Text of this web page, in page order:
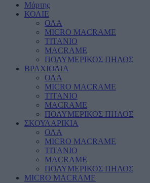
Μάρτης
ΚΟΛΙΕ
ΟΛΑ
MICRO MACRAME
ΤΙΤΑΝΙΟ
MACRAME
ΠΟΛΥΜΕΡΙΚΟΣ ΠΗΛΟΣ
ΒΡΑΧΙΟΛΙΑ
ΟΛΑ
MICRO MACRAME
ΤΙΤΑΝΙΟ
MACRAME
ΠΟΛΥΜΕΡΙΚΟΣ ΠΗΛΟΣ
ΣΚΟΥΛΑΡΙΚΙΑ
ΟΛΑ
MICRO MACRAME
ΤΙΤΑΝΙΟ
MACRAME
ΠΟΛΥΜΕΡΙΚΟΣ ΠΗΛΟΣ
MICRO MACRAME